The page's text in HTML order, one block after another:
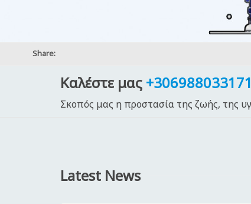
Share:
Καλέστε μας +306988033171
Σκοπός μας η προστασία της ζωής, της
Latest News